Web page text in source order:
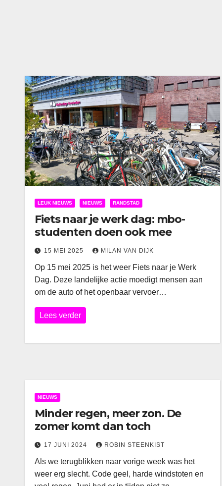
LEUK NIEUWS NIEUWS RANDSTAD
Fiets naar je werk dag: mbo-
studenten doen ook mee
15 MEI 2025 MILAN VAN DIJK
Op 15 mei 2025 is het weer Fiets naar je Werk
Dag. Deze landelijke actie moedigt mensen aan
om de auto of het openbaar vervoer…
Lees verder
NIEUWS
Minder regen, meer zon. De
zomer komt dan toch
17 JUNI 2024 ROBIN STEENKIST
Als we terugblikken naar vorige week was het
weer erg slecht. Code geel, harde windstoten en